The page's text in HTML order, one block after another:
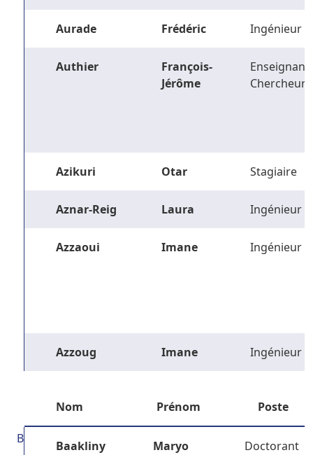
Aurade Frédéric Ingénieur
Authier
François-
Jérôme
Enseignant-
Chercheur
Azikuri Otar Stagiaire
Aznar-Reig Laura Ingénieur
Azzaoui Imane Ingénieur
Azzoug Imane Ingénieur
Nom Prénom Poste
B Baakliny Maryo Doctorant